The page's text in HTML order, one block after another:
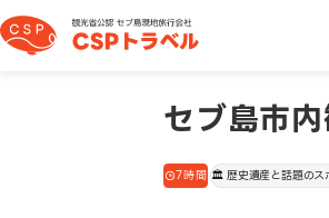
セブ島市
7時間 🏛️ 歴史遺産と話題のス